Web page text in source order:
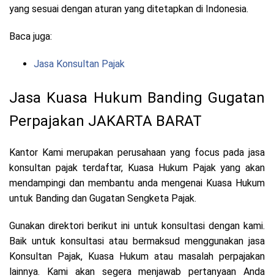
yang sesuai dengan aturan yang ditetapkan di Indonesia.
Baca juga:
Jasa Konsultan Pajak
Jasa Kuasa Hukum Banding Gugatan
Perpajakan JAKARTA BARAT
Kantor Kami merupakan perusahaan yang focus pada jasa
konsultan pajak terdaftar, Kuasa Hukum Pajak yang akan
mendampingi dan membantu anda mengenai Kuasa Hukum
untuk Banding dan Gugatan Sengketa Pajak.
Gunakan direktori berikut ini untuk konsultasi dengan kami.
Baik untuk konsultasi atau bermaksud menggunakan jasa
Konsultan Pajak, Kuasa Hukum atau masalah perpajakan
lainnya. Kami akan segera menjawab pertanyaan Anda